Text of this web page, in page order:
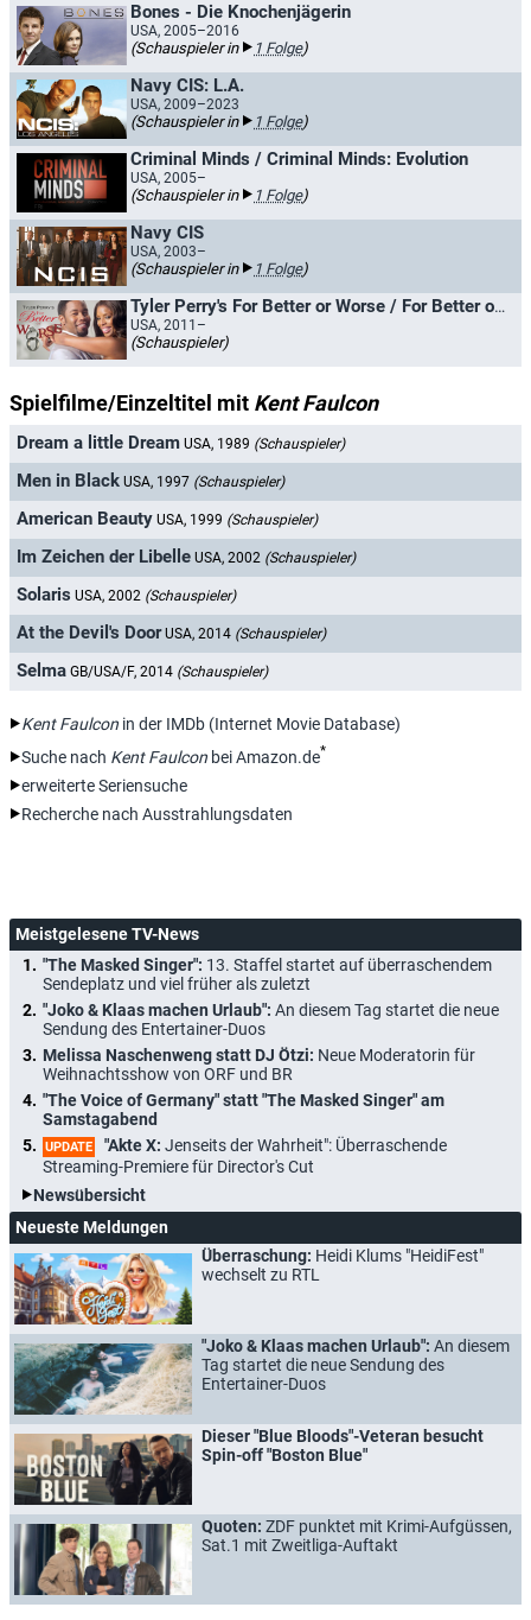
Bones - Die Knochenjägerin
USA, 2005–2016
(Schauspieler in 1 Folge)
Navy CIS: L.A.
USA, 2009–2023
(Schauspieler in 1 Folge)
Criminal Minds / Criminal Minds: Evolution
USA, 2005–
(Schauspieler in 1 Folge)
Navy CIS
USA, 2003–
(Schauspieler in 1 Folge)
Tyler Perry's For Better or Worse / For Better or Worse
USA, 2011–
(Schauspieler)
Spielfilme/Einzeltitel mit Kent Faulcon
Dream a little Dream USA, 1989 (Schauspieler)
Men in Black USA, 1997 (Schauspieler)
American Beauty USA, 1999 (Schauspieler)
Im Zeichen der Libelle USA, 2002 (Schauspieler)
Solaris USA, 2002 (Schauspieler)
At the Devil's Door USA, 2014 (Schauspieler)
Selma GB/USA/F, 2014 (Schauspieler)
Kent Faulcon in der IMDb (Internet Movie Database)
Suche nach Kent Faulcon bei Amazon.de*
erweiterte Seriensuche
Recherche nach Ausstrahlungsdaten
Meistgelesene TV-News
"The Masked Singer": 13. Staffel startet auf überraschendem
Sendeplatz und viel früher als zuletzt
"Joko & Klaas machen Urlaub": An diesem Tag startet die neue
Sendung des Entertainer-Duos
Melissa Naschenweng statt DJ Ötzi: Neue Moderatorin für
Weihnachtsshow von ORF und BR
"The Voice of Germany" statt "The Masked Singer" am
Samstagabend
UPDATE "Akte X: Jenseits der Wahrheit": Überraschende
Streaming-Premiere für Director's Cut
Newsübersicht
Neueste Meldungen
Überraschung: Heidi Klums "HeidiFest"
wechselt zu RTL
"Joko & Klaas machen Urlaub": An diesem
Tag startet die neue Sendung des
Entertainer-Duos
Dieser "Blue Bloods"-Veteran besucht
Spin-off "Boston Blue"
Quoten: ZDF punktet mit Krimi-Aufgüssen,
Sat.1 mit Zweitliga-Auftakt